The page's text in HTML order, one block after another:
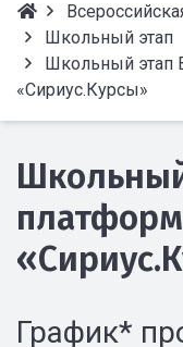
Школьный этап
Школьный этап
«Сириус.Курсы»
График*